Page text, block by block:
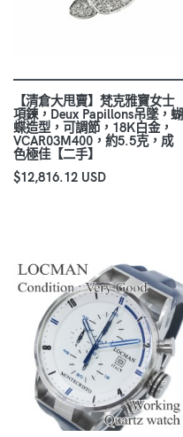
【清倉大甩賣】梵克雅寶女士
項鍊，Deux Papillons吊墜，蝴
蝶造型，可調節，18K白金，
VCAR03M400，約5.5克，成
色極佳【二手】
$12,816.12 USD